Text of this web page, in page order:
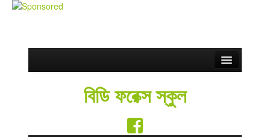
বিডি ফরেক্স স্কুল